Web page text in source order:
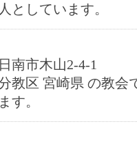
としています。
南市木山2-4-1
教区 宮崎県 の教会
す。